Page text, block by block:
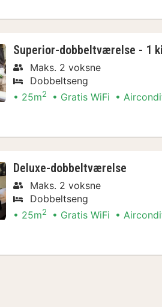
Superior-dobbeltværelse - 1
Maks. 2 voksne
Dobbeltseng
25m2 Gratis WiFi
Deluxe-dobbeltværelse
Maks. 2 voksne
Dobbeltseng
25m2 Gratis WiFi